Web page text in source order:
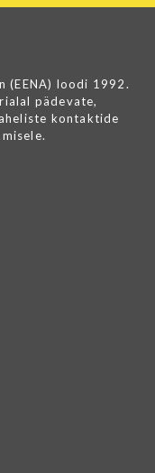
(EENA) loodi 1992.
pädevate,
kontaktide